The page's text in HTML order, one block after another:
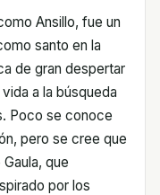
Ansillo, fue un
santo en la
de gran despertar
a la búsqueda
Poco se conoce
pero se cree que
que
por los